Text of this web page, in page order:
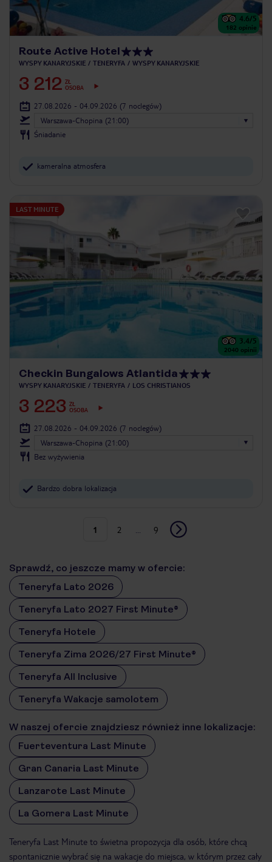
4.6/5
182 opinie
Route Active Hotel
WYSPY KANARYJSKIE TENERYFA WYSPY KANARYJSKIE
3 212 ZŁ
OSOBA
27.08.2026 - 04.09.2026 (7 noclegów)
Warszawa-Chopina (21:00)
Śniadanie
kameralna atmosfera
LAST MINUTE
3.4/5
2040 opinii
Checkin Bungalows Atlantida
WYSPY KANARYJSKIE TENERYFA LOS CHRISTIANOS
3 223 ZŁ
OSOBA
27.08.2026 - 04.09.2026 (7 noclegów)
Warszawa-Chopina (21:00)
Bez wyżywienia
Bardzo dobra lokalizacja
1 2 9
Sprawdź, co jeszcze mamy w ofercie:
Teneryfa Lato 2026
Teneryfa Lato 2027 First Minute®
Teneryfa Hotele
Teneryfa Zima 2026/27 First Minute®
Teneryfa All Inclusive
Teneryfa Wakacje samolotem
W naszej ofercie znajdziesz również inne lokalizacje:
Fuerteventura Last Minute
Gran Canaria Last Minute
Lanzarote Last Minute
La Gomera Last Minute
Teneryfa Last Minute to świetna propozycja dla osób, które chcą
spontanicznie wybrać się na wakacje do miejsca, w którym przez cały